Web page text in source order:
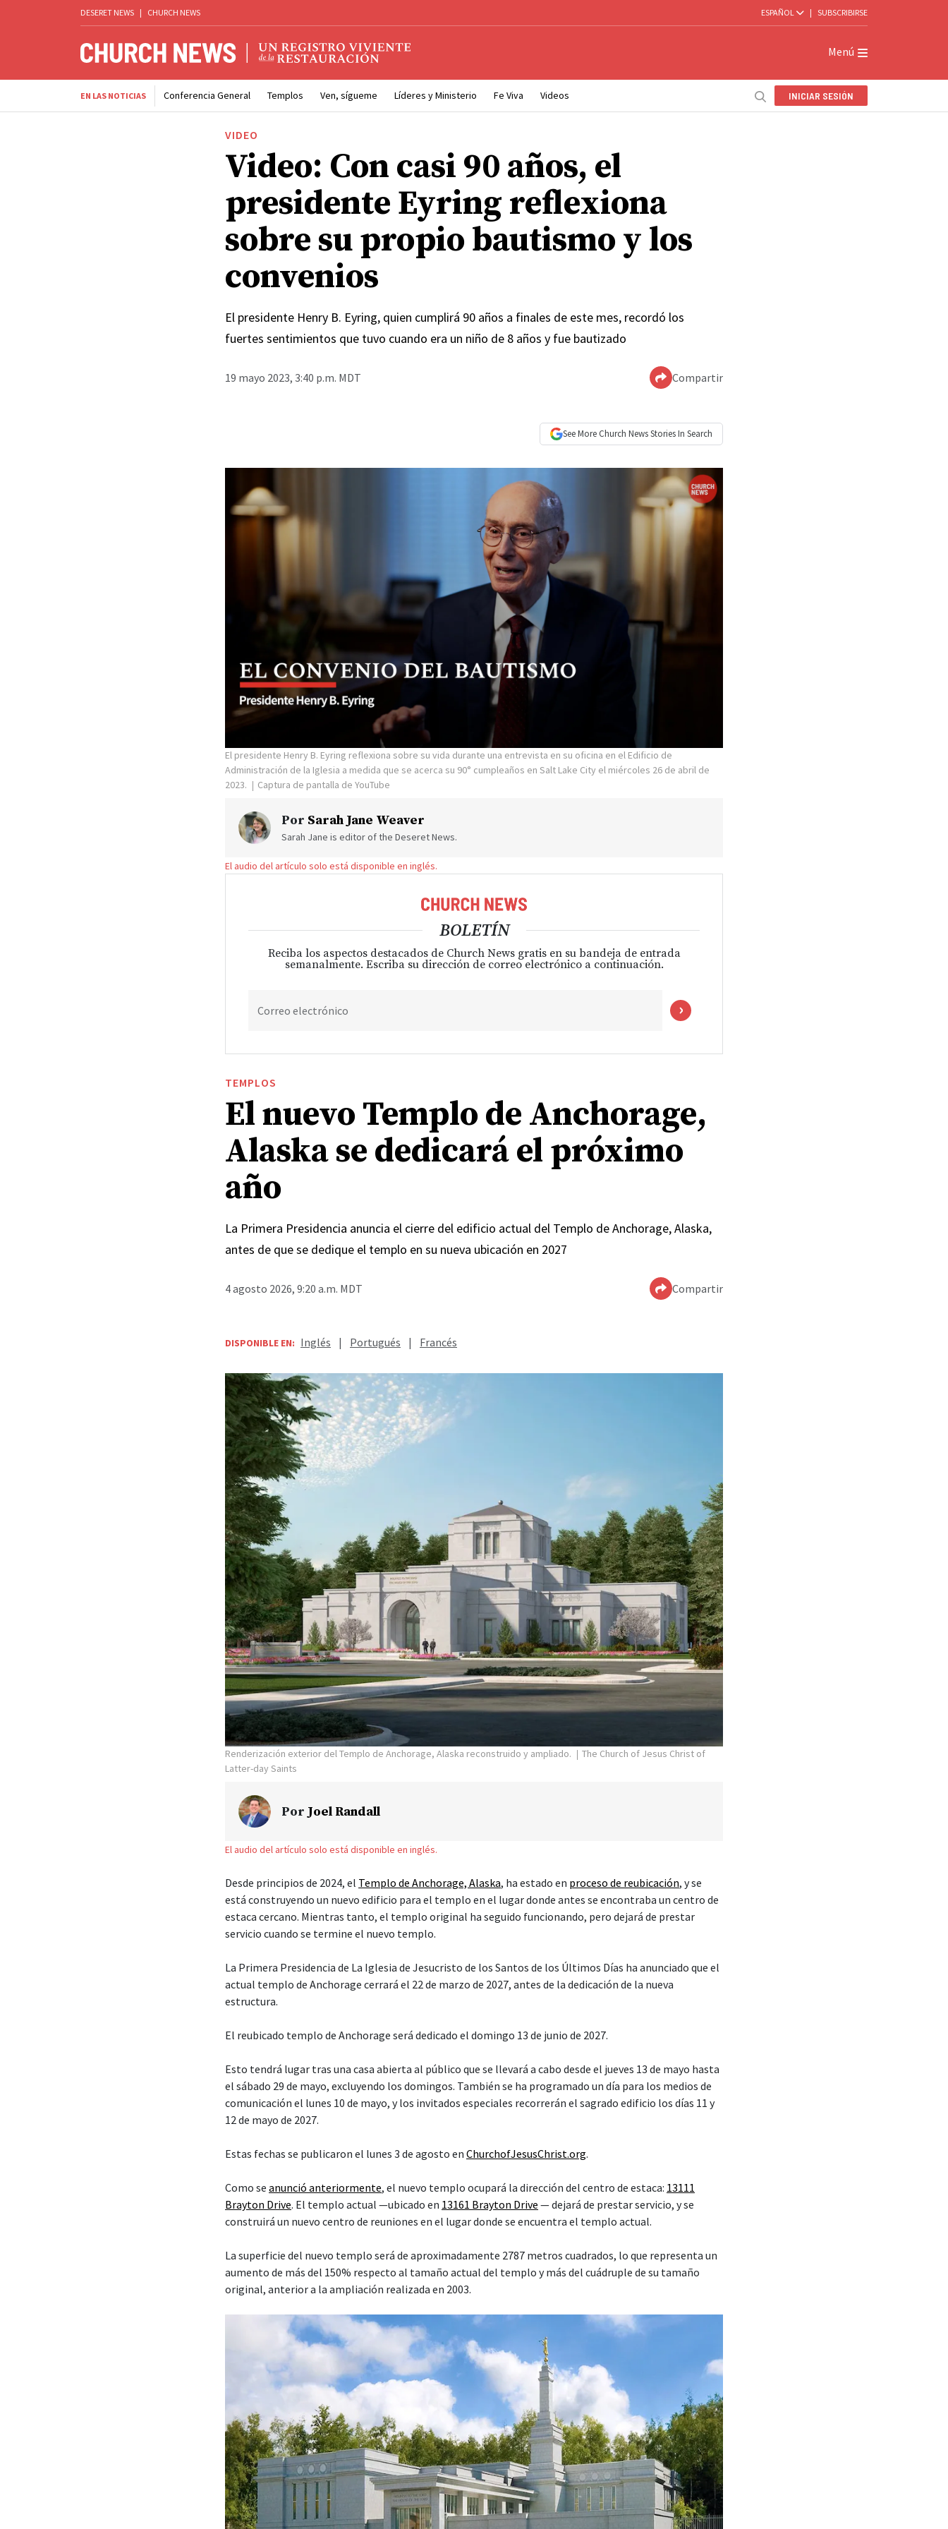
DESERET NEWS | CHURCH NEWS ESPAÑOL | SUBSCRIBIRSE
Menú
EN LAS NOTICIAS Conferencia General Templos Ven, sígueme Líderes y Ministerio Fe Viva Videos INICIAR SESIÓN
VIDEO
Video: Con casi 90 años, el
presidente Eyring reflexiona
sobre su propio bautismo y los
convenios
El presidente Henry B. Eyring, quien cumplirá 90 años a finales de este mes, recordó los
fuertes sentimientos que tuvo cuando era un niño de 8 años y fue bautizado
19 mayo 2023, 3:40 p.m. MDT Compartir
See More Church NewsStories In Search
El presidente Henry B. Eyring reflexiona sobre su vida durante una entrevista en su oficina en el Edificio de
Administración de la Iglesia a medida que se acerca su 90° cumpleaños en Salt Lake City el miércoles 26 de abril de
2023.
Captura de pantalla de YouTube
Por Sarah Jane Weaver
Sarah Jane is editor of the Deseret News.
El audio del artículo solo está disponible en inglés.
BOLETÍN
Reciba los aspectos destacados de Church News gratis en su bandeja de entrada
semanalmente. Escriba su dirección de correo electrónico a continuación.
Correo electrónico
TEMPLOS
El nuevo Templo de Anchorage,
Alaska se dedicará el próximo
año
La Primera Presidencia anuncia el cierre del edificio actual del Templo de Anchorage, Alaska,
antes de que se dedique el templo en su nueva ubicación en 2027
4 agosto 2026, 9:20 a.m. MDT Compartir
DISPONIBLE EN: Inglés | Portugués | Francés
Renderización exterior del Templo de Anchorage, Alaska reconstruido y ampliado.
The Church of Jesus Christ of
Latter-day Saints
Por Joel Randall
El audio del artículo solo está disponible en inglés.
Desde principios de 2024, el Templo de Anchorage, Alaska, ha estado en proceso de reubicación, y se
está construyendo un nuevo edificio para el templo en el lugar donde antes se encontraba un centro de
estaca cercano. Mientras tanto, el templo original ha seguido funcionando, pero dejará de prestar
servicio cuando se termine el nuevo templo.
La Primera Presidencia de La Iglesia de Jesucristo de los Santos de los Últimos Días ha anunciado que el
actual templo de Anchorage cerrará el 22 de marzo de 2027, antes de la dedicación de la nueva
estructura.
El reubicado templo de Anchorage será dedicado el domingo 13 de junio de 2027.
Esto tendrá lugar tras una casa abierta al público que se llevará a cabo desde el jueves 13 de mayo hasta
el sábado 29 de mayo, excluyendo los domingos. También se ha programado un día para los medios de
comunicación el lunes 10 de mayo, y los invitados especiales recorrerán el sagrado edificio los días 11 y
12 de mayo de 2027.
Estas fechas se publicaron el lunes 3 de agosto en ChurchofJesusChrist.org.
Como se anunció anteriormente, el nuevo templo ocupará la dirección del centro de estaca: 13111
Brayton Drive. El templo actual —ubicado en 13161 Brayton Drive — dejará de prestar servicio, y se
construirá un nuevo centro de reuniones en el lugar donde se encuentra el templo actual.
La superficie del nuevo templo será de aproximadamente 2787 metros cuadrados, lo que representa un
aumento de más del 150% respecto al tamaño actual del templo y más del cuádruple de su tamaño
original, anterior a la ampliación realizada en 2003.